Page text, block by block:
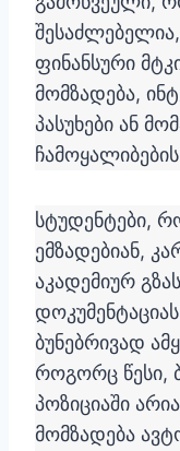
ფინანსური
მომზადება,
პასუხები ან
სტუდენტები,
ემზადებიან,
აკადემიურ
ბუნებრივად
როგორც წესი,
პოზიციაში
მომზადება